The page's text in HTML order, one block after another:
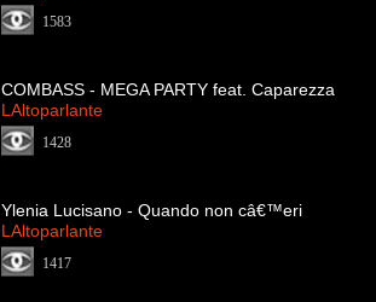
1583
COMBASS - MEGA PARTY feat. Caparezza
LAltoparlante
1428
Ylenia Lucisano - Quando non câ€™eri
LAltoparlante
1417